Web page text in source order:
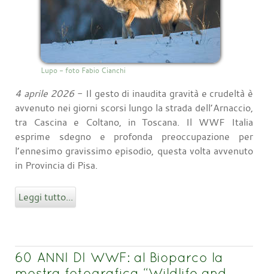
Lupo - foto Fabio Cianchi
4 aprile 2026- Il gesto di inaudita gravità e crudeltà è
avvenuto nei giorni scorsi lungo la strada dell’Arnaccio,
tra Cascina e Coltano, in Toscana. Il WWF Italia
esprime sdegno e profonda preoccupazione per
l’ennesimo gravissimo episodio, questa volta avvenuto
in Provincia di Pisa.
Leggi tutto...
60 ANNI DI WWF: al Bioparco la